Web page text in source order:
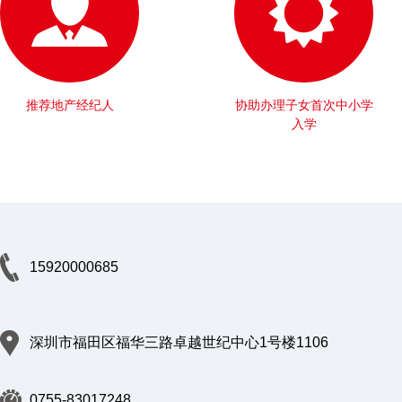
推荐地产经纪人
协助办理子女首次中小学
入学
15920000685
深圳市福田区福华三路卓越世纪中心1号楼1106